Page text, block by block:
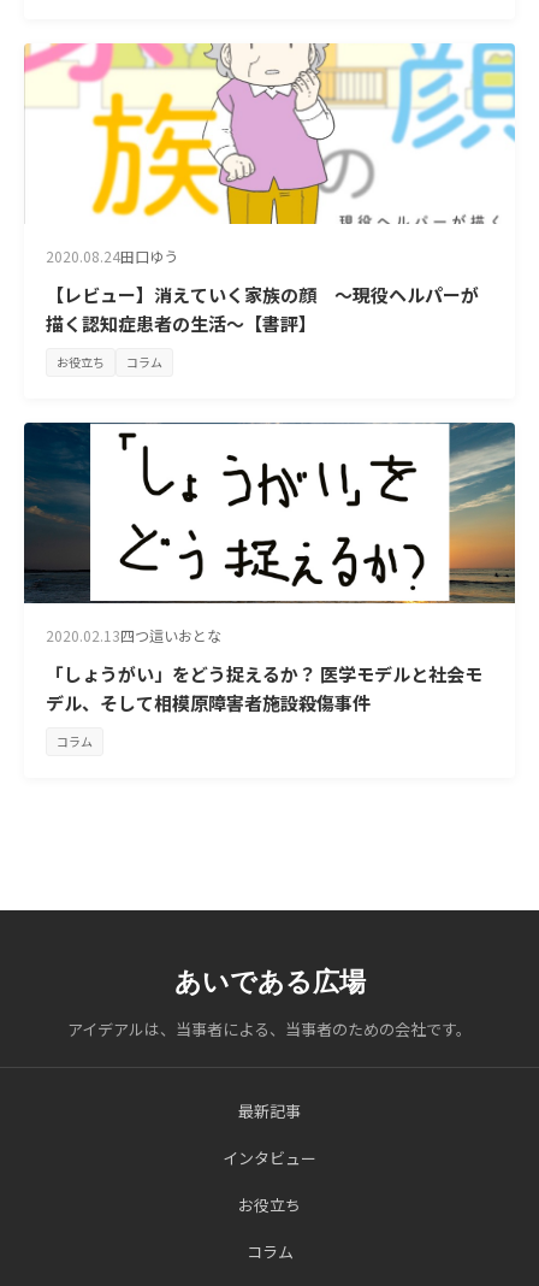
2020.08.24田口ゆう
【レビュー】消えていく家族の顔 ～現役ヘルパーが
描く認知症患者の生活～【書評】
お役立ち コラム
2020.02.13四つ這いおとな
「しょうがい」をどう捉えるか？ 医学モデルと社会モ
デル、そして相模原障害者施設殺傷事件
コラム
あいである広場
アイデアルは、当事者による、当事者のための会社です。
最新記事
インタビュー
お役立ち
コラム